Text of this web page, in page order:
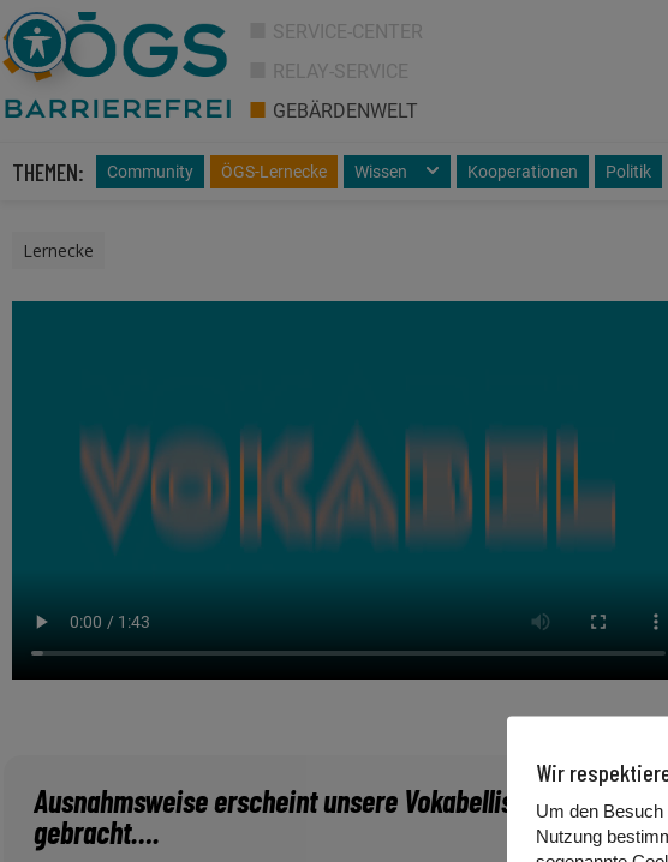
SERVICE-CENTER
RELAY-SERVICE
GEBÄRDENWELT
THEMEN: Community ÖGS-Lernecke Wissen Kooperationen Politik
Lernecke
Ausnahmsweise erscheint unsere Vokabelliste diesmal
gebracht….
Wir
Um den
Nutzung